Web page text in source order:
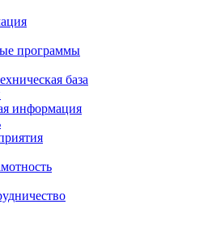
программы
база
информация